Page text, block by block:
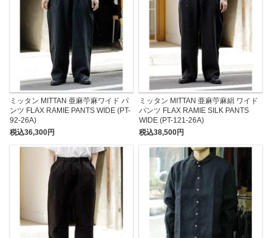
ミッタン MITTAN 亜麻苧麻ワイド パ
ンツ FLAX RAMIE PANTS WIDE (PT-
92-26A)
税込36,300円
ミッタン MITTAN 亜麻苧麻絹 ワイド
パンツ FLAX RAMIE SILK PANTS
WIDE (PT-121-26A)
税込38,500円